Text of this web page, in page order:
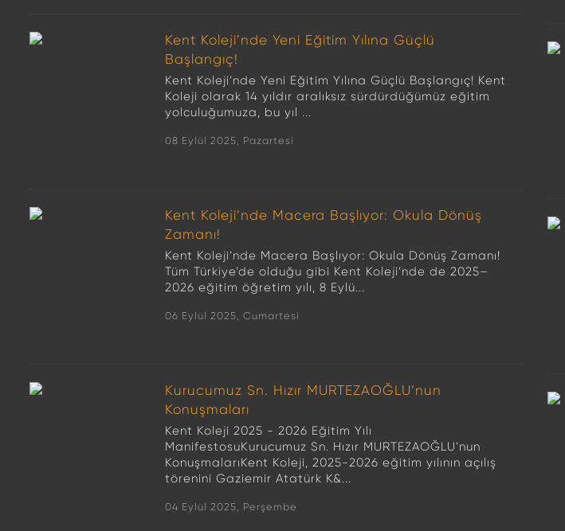
Kent Koleji’nde Yeni Eğitim Yılına Güçlü
Başlangıç!
Kent Koleji’nde Yeni Eğitim Yılına Güçlü Başlangıç! Kent
Koleji olarak 14 yıldır aralıksız sürdürdüğümüz eğitim
yolculuğumuza, bu yıl ...
08 Eylül 2025, Pazartesi
Kent Koleji’nde Macera Başlıyor: Okula Dönüş
Zamanı!
Kent Koleji’nde Macera Başlıyor: Okula Dönüş Zamanı!
Tüm Türkiye’de olduğu gibi Kent Koleji’nde de 2025–
2026 eğitim öğretim yılı, 8 Eylü...
06 Eylül 2025, Cumartesi
Kurucumuz Sn. Hızır MURTEZAOĞLU’nun
Konuşmaları
Kent Koleji 2025 - 2026 Eğitim Yılı
ManifestosuKurucumuz Sn. Hızır MURTEZAOĞLU’nun
KonuşmalarıKent Koleji, 2025-2026 eğitim yılının açılış
törenini Gaziemir Atatürk K&...
04 Eylül 2025, Perşembe